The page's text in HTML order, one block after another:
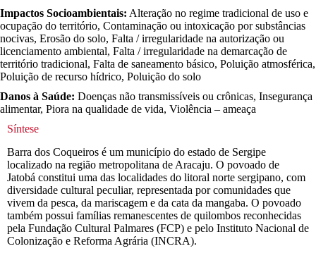
Impactos Socioambientais: Alteração no regime tradicional de uso e
ocupação do território, Contaminação ou intoxicação por substâncias
nocivas, Erosão do solo, Falta / irregularidade na autorização ou
licenciamento ambiental, Falta / irregularidade na demarcação de
território tradicional, Falta de saneamento básico, Poluição atmosférica,
Poluição de recurso hídrico, Poluição do solo
Danos à Saúde: Doenças não transmissíveis ou crônicas, Insegurança
alimentar, Piora na qualidade de vida, Violência – ameaça
Síntese
Barra dos Coqueiros é um município do estado de Sergipe
localizado na região metropolitana de Aracaju. O povoado de
Jatobá constitui uma das localidades do litoral norte sergipano, com
diversidade cultural peculiar, representada por comunidades que
vivem da pesca, da mariscagem e da cata da mangaba. O povoado
também possui famílias remanescentes de quilombos reconhecidas
pela Fundação Cultural Palmares (FCP) e pelo Instituto Nacional de
Colonização e Reforma Agrária (INCRA).